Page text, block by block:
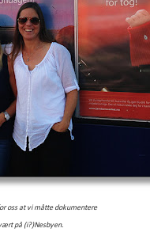
oss at vi måtte dokumentere
på (i?)Nesbyen.